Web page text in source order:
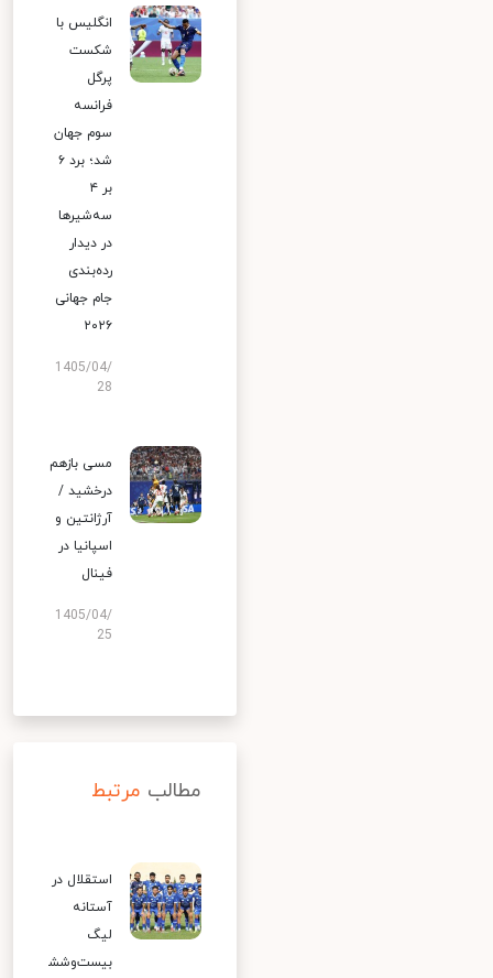
انگلیس با
شکست
پرگل
فرانسه
سوم جهان
شد؛ برد ۶
بر ۴
سه‌شیرها
در دیدار
رده‌بندی
جام جهانی
۲۰۲۶
1405/04/
28
مسی بازهم
درخشید /
آرژانتین و
اسپانیا در
فینال
1405/04/
25
مطالب مرتبط
استقلال در
آستانه
لیگ
بیست‌وشش